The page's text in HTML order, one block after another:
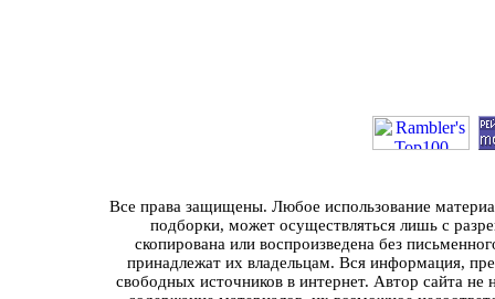
Все права защищены. Любое использование
подборки, может осуществляться лишь с
скопирована или воспроизведена без
принадлежат их владельцам. Вся информация,
свободных источников в интернет. Автор сайта не